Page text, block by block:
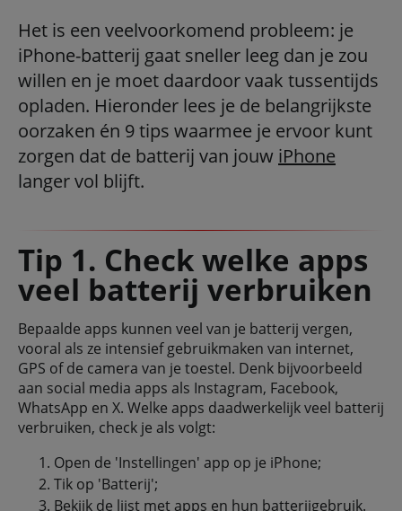
Het is een veelvoorkomend probleem: je
iPhone-batterij gaat sneller leeg dan je zou
willen en je moet daardoor vaak tussentijds
opladen. Hieronder lees je de belangrijkste
oorzaken én 9 tips waarmee je ervoor kunt
zorgen dat de batterij van jouw iPhone
langer vol blijft.
Tip 1. Check welke apps
veel batterij verbruiken
Bepaalde apps kunnen veel van je batterij vergen,
vooral als ze intensief gebruikmaken van internet,
GPS of de camera van je toestel. Denk bijvoorbeeld
aan social media apps als Instagram, Facebook,
WhatsApp en X. Welke apps daadwerkelijk veel batterij
verbruiken, check je als volgt:
Open de 'Instellingen' app op je iPhone;
Tik op 'Batterij';
Bekijk de lijst met apps en hun batterijgebruik.